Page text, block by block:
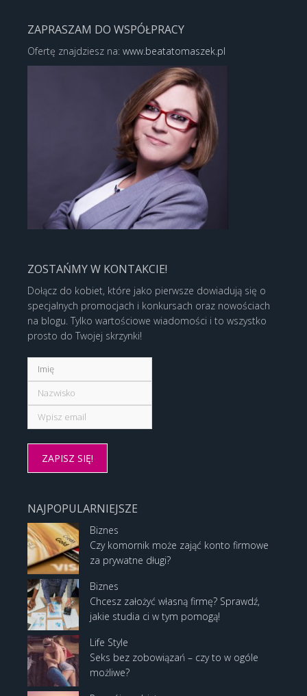
ZAPRASZAM DO WSPÓŁPRACY
Ofertę znajdziesz na: www.beatatomaszek.pl
ZOSTAŃMY W KONTAKCIE!
Dołącz do kobiet, które jako pierwsze dowiadują się o
specjalnych promocjach i konkursach oraz nowościach
na blogu. Tylko wartościowe wiadomości i to wszystko
prosto do Twojej skrzynki!
NAJPOPULARNIEJSZE
Biznes
Czy komornik może zająć konto firmowe
za prywatne długi?
Biznes
Chcesz założyć własną firmę? Sprawdź,
jakie studia ci w tym pomogą!
Life Style
Seks bez zobowiązań – czy to w ogóle
możliwe?